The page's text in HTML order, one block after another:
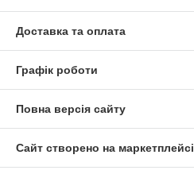
Доставка та оплата
Графік роботи
Повна версія сайту
Сайт створено на маркетплейсі